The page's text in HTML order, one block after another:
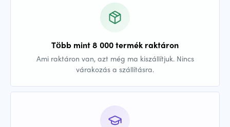
Több mint 8 000 termék raktáron
Ami raktáron van, azt még ma kiszállítjuk. Nincs
várakozás a szállításra.